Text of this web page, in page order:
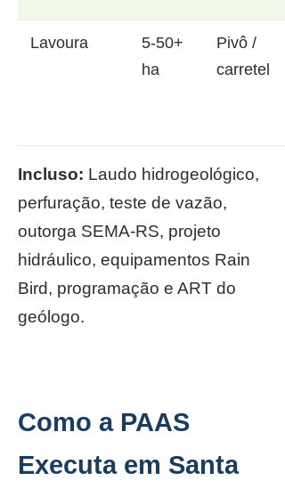
Lavoura
5-50+
ha
Pivô /
carretel
Incluso: Laudo hidrogeológico,
perfuração, teste de vazão,
outorga SEMA-RS, projeto
hidráulico, equipamentos Rain
Bird, programação e ART do
geólogo.
Como a PAAS
Executa em Santa